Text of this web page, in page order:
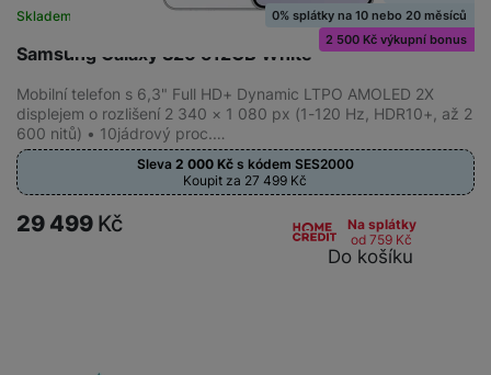
Samsung Galaxy S26 512GB White
Skladem
0% splátky na 10 nebo 20 měsíců
2 500 Kč výkupní bonus
Mobilní telefon s 6,3" Full HD+ Dynamic LTPO AMOLED 2X
displejem o rozlišení 2 340 × 1 080 px (1-120 Hz, HDR10+, až 2
600 nitů) • 10jádrový proc.…
Sleva 2 000 Kčs kódem SES2000
Koupit za 27 499 Kč
29 499 Kč
Na splátky
od 759 Kč
Do košíku